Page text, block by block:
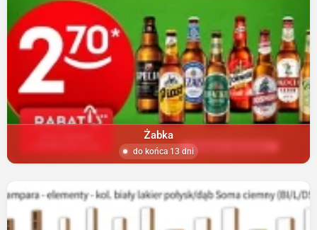
Żabka
do końca 13 dni